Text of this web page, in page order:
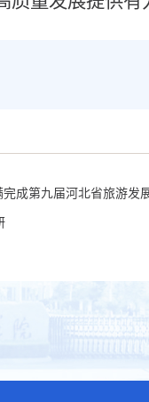
成第九届河北省旅游发